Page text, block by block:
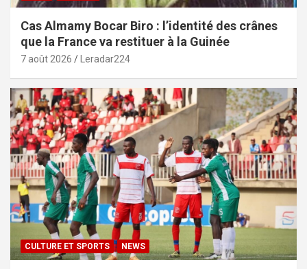
Cas Almamy Bocar Biro : l’identité des crânes
que la France va restituer à la Guinée
7 août 2026 Leradar224
CULTURE ET SPORTS NEWS